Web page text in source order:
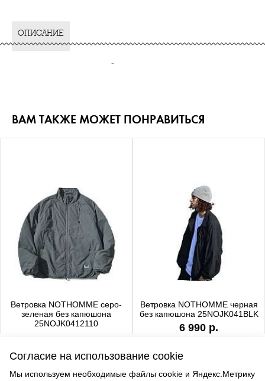
ОПИСАНИЕ
-
ВАМ ТАКЖЕ МОЖЕТ ПОНРАВИТЬСЯ
Ветровка NOTHOMME серо-
зеленая без капюшона
25NOJK0412110
Ветровка NOTHOMME черная
без капюшона 25NOJK041BLK
6 990 р.
Согласие на использование cookie
Мы используем необходимые файлы cookie и Яндекс.Метрику